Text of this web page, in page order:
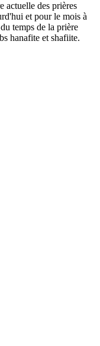
actuelle des prières
et pour le mois à
temps de la prière
hanafite et shafiite.